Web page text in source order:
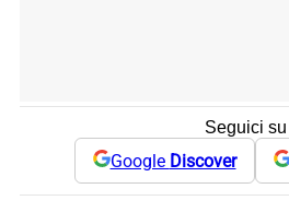
Seguici su
Google Discover